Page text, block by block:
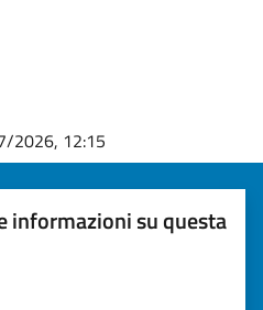
2026, 12:15
informazioni su questa
(da 1 a 5 stelle)
per valutare la chiarezza delle